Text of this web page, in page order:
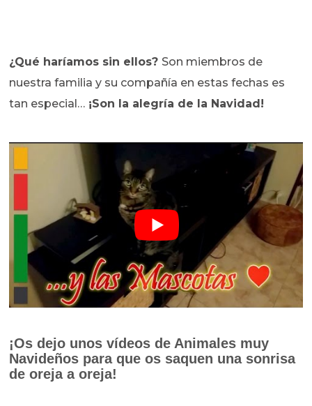
¿Qué haríamos sin ellos? Son miembros de
nuestra familia y su compañía en estas fechas es
tan especial… ¡Son la alegría de la Navidad!
¡Os dejo unos vídeos de Animales muy
Navideños para que os saquen una sonrisa
de oreja a oreja!